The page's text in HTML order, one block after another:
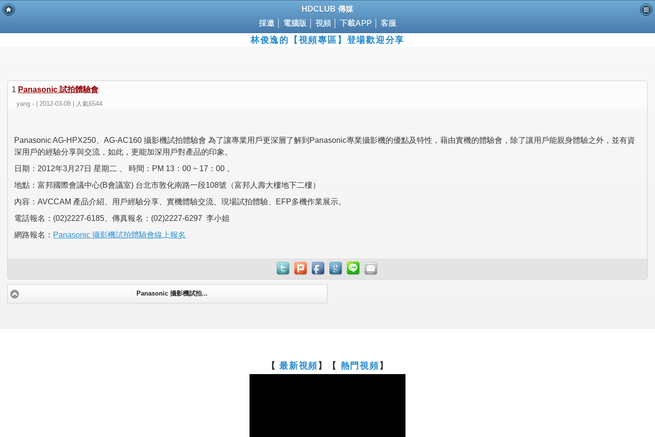
HDCLUB 傳媒
採邀
電腦版 視頻 下載APP 客服
林俊逸的【視頻專區】登場歡迎分享
1 Panasonic 試拍體驗會
yang - | 2012-03-08 | 人氣6544
Panasonic AG-HPX250、AG-AC160 攝影機試拍體驗會 為了讓專業用戶更深層了解到Panasonic專業攝影機的優點及特性，藉由實機的體驗會，除了讓用戶能親身體驗之外，並有資
深用戶的經驗分享與交流，如此，更能加深用戶對產品的印象。
日期：2012年3月27日 星期二 、 時間：PM 13：00 ~ 17：00 。
地點：富邦國際會議中心(B會議室) 台北市敦化南路一段108號（富邦人壽大樓地下二樓）
內容：AVCCAM 產品介紹、用戶經驗分享、實機體驗交流、現場試拍體驗、EFP多機作業展示。
電話報名：(02)2227-6185、傳真報名：(02)2227-6297 李小姐
網路報名： Panasonic 攝影機試拍體驗會線上報名
Panasonic 攝影機試拍...
【最新視頻 】【 熱門視頻 】